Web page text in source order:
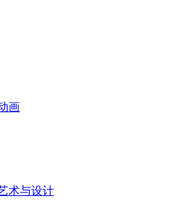
画
术与设计